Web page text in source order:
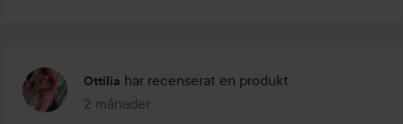
Ottilia har recenserat en produkt
2 månader
Inlägget skapades 2 månader